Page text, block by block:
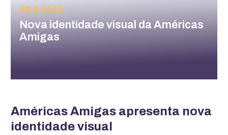
20.8.2015
Nova identidade visual da Américas
Amigas
Américas Amigas apresenta nova
identidade visual